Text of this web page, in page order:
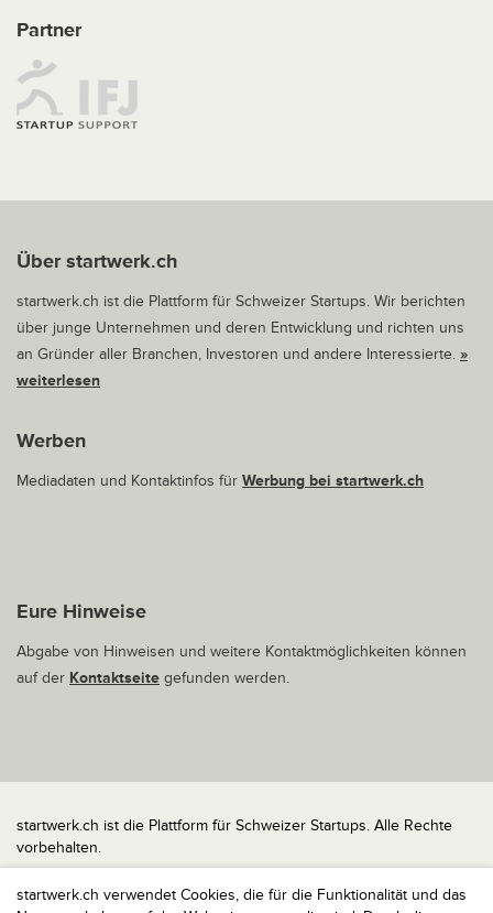
startwerk.ch verwendet Cookies, die für die Funktionalität und das
Partner
Über startwerk.ch
startwerk.ch ist die Plattform für Schweizer Startups. Wir berichten
über junge Unternehmen und deren Entwicklung und richten uns
an Gründer aller Branchen, Investoren und andere Interessierte. »
weiterlesen
Werben
Mediadaten und Kontaktinfos für Werbung bei startwerk.ch
Eure Hinweise
Abgabe von Hinweisen und weitere Kontaktmöglichkeiten können
auf der Kontaktseite gefunden werden.
startwerk.ch ist die Plattform für Schweizer Startups. Alle Rechte
vorbehalten.
Impressum